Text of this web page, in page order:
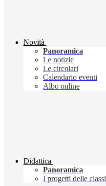
Novità
Panoramica
Le notizie
Le circolari
Calendario eventi
Albo online
Didattica
Panoramica
I progetti delle classi